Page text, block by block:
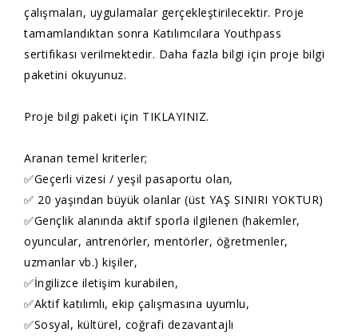
çalışmaları, uygulamalar gerçekleştirilecektir. Proje
tamamlandıktan sonra Katılımcılara Youthpass
sertifikası verilmektedir. Daha fazla bilgi için proje bilgi
paketini okuyunuz.
Proje bilgi paketi için TIKLAYINIZ.
Aranan temel kriterler;
✅Geçerli vizesi / yeşil pasaportu olan,
✅ 20 yaşından büyük olanlar (üst YAŞ SINIRI YOKTUR)
✅Gençlik alanında aktif sporla ilgilenen (hakemler,
oyuncular, antrenörler, mentörler, öğretmenler,
uzmanlar vb.) kişiler,
✅İngilizce iletişim kurabilen,
✅Aktif katılımlı, ekip çalışmasına uyumlu,
✅Sosyal, kültürel, coğrafi dezavantajlı